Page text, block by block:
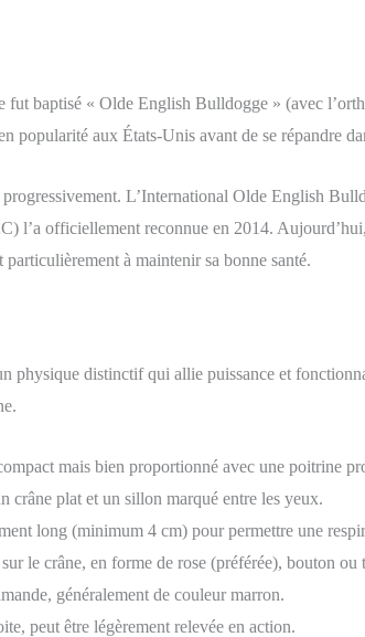
fut baptisé « Olde English Bulldogge » (avec
popularité aux États-Unis avant de se répandre
L’International Olde English
l’a officiellement reconnue en 2014.
à maintenir sa bonne santé.
physique distinctif qui allie puissance et
mais bien proportionné avec une poitrine
crâne plat et un sillon marqué entre les yeux.
long (minimum 4 cm) pour permettre une
le crâne, en forme de rose (préférée), bouton ou
généralement de couleur marron.
peut être légèrement relevée en action.